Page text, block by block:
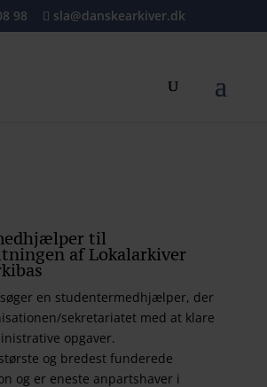
98 sla@danskearkiver.dk
til
af Lokalarkiver
søger en studentermedhjælper, der
sekretariatet med at klare
opgaver.
og bredest funderede
og er eneste anpartshaver i